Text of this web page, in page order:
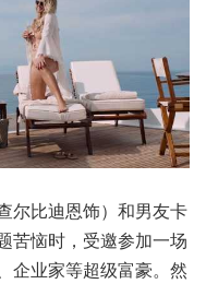
尔比迪恩饰）和男友卡
苦恼时，受邀参加一场
企业家等超级富豪。然